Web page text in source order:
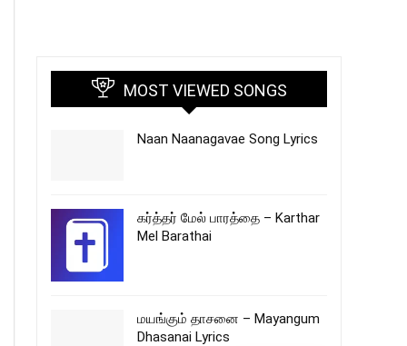
MOST VIEWED SONGS
Naan Naanagavae Song Lyrics
கர்த்தர் மேல் பாரத்தை – Karthar
Mel Barathai
மயங்கும் தாசனை – Mayangum
Dhasanai Lyrics